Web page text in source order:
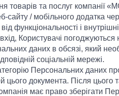
товарів та послуг компанії
сайту / мобільного додатка
функціональності і
Користувачі погоджуються
даних в обсязі, який
соціальній мережі.
Персональних даних
цього документа. Після цього
має право зберігати